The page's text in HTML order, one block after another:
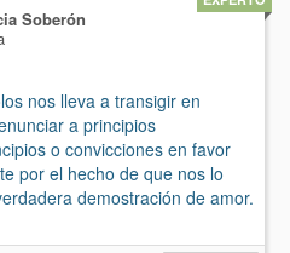
Soberón
nos lleva a transigir en
a principios
o convicciones en favor
por el hecho de que nos lo
demostración de amor.